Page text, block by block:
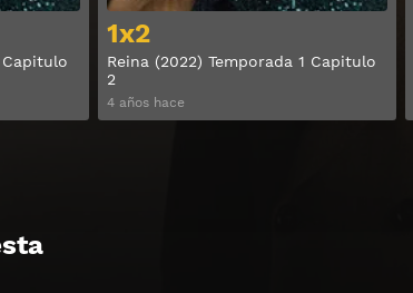
Capitulo
1x2
Reina (2022) Temporada 1 Capitulo
2
4 años hace